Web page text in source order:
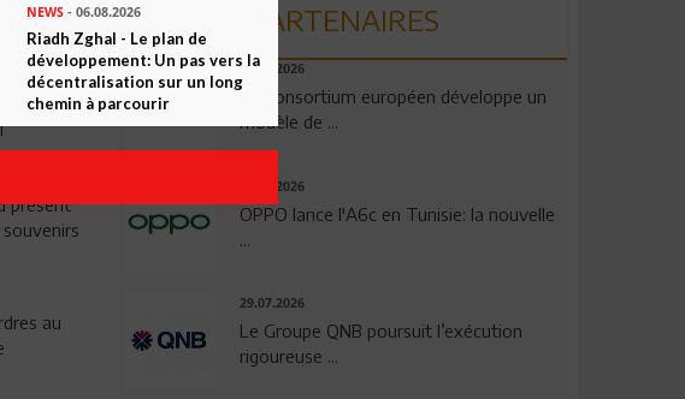
présent
au
PARTENAIRES
06.08.2026
Un consortium européen développe un
modèle de ...
04.08.2026
OPPO lance l'A6c en Tunisie: la nouvelle
...
29.07.2026
Le Groupe QNB poursuit l’exécution
rigoureuse ...
NEWS- 06.08.2026
Riadh Zghal - Le plan de
développement: Un pas vers la
décentralisation sur un long
chemin à parcourir